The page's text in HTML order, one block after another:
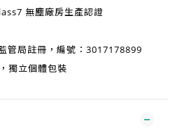
無塵廠房生產認證
管局註冊，編號：3017178899
，獨立個體包裝